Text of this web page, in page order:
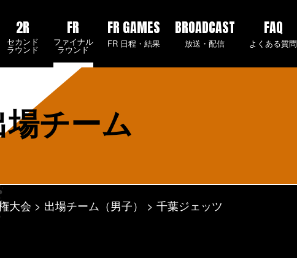
2R
セカンド
ラウンド
FR
ファイナル
ラウンド
FR GAMES
FR 日程・結果
BROADCAST
放送・配信
FAQ
よくある質問
場チーム
大会 出場チーム（男子） 千葉ジェッツ